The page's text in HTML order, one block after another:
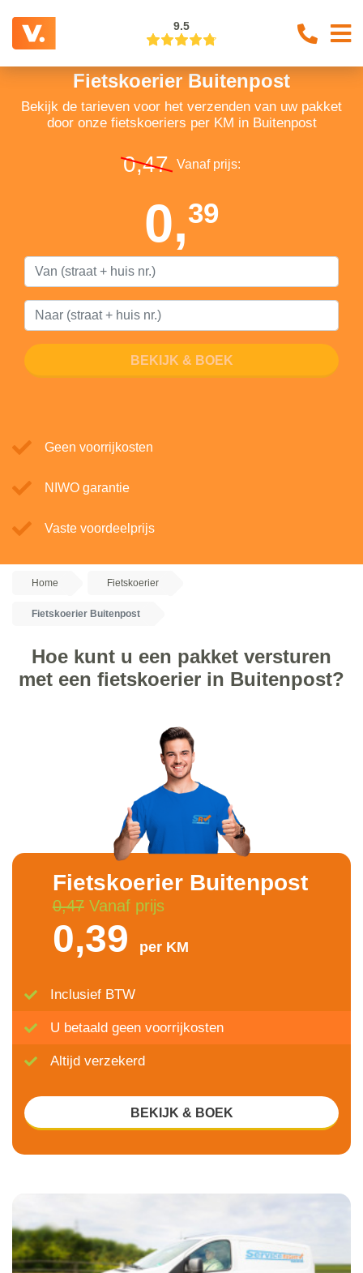
9.5
Fietskoerier Buitenpost
Bekijk de tarieven voor het verzenden van uw pakket
door onze fietskoeriers per KM in Buitenpost
0,47 Vanaf prijs:
0,39
BEKIJK & BOEK
Geen voorrijkosten
NIWO garantie
Vaste voordeelprijs
Home Fietskoerier
Fietskoerier Buitenpost
Hoe kunt u een pakket versturen
met een fietskoerier in Buitenpost?
Fietskoerier Buitenpost
0,47Vanaf prijs
0,39 per KM
Inclusief BTW
U betaald geen voorrijkosten
Altijd verzekerd
BEKIJK & BOEK